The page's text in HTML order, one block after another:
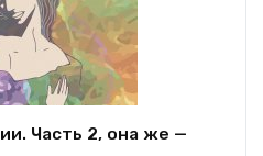
Часть 2, она же —